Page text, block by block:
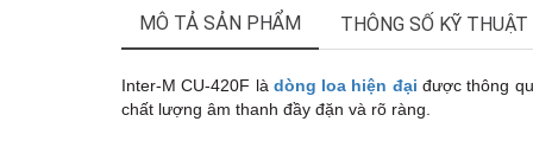
MÔ TẢ SẢN PHẨM THÔNG SỐ KỸ THUẬT
Inter-M CU-420F là dòng loa hiện đại được thông
chất lượng âm thanh đầy đặn và rõ ràng.